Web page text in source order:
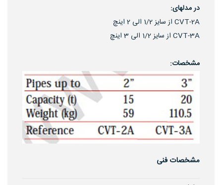
در مدلهای:
CVT-2A از سایز 1/2 الی 2 اینچ
CVT-3A از سایز 1/2 الی 3 اینچ
مشخصات:
مشخصات فنی